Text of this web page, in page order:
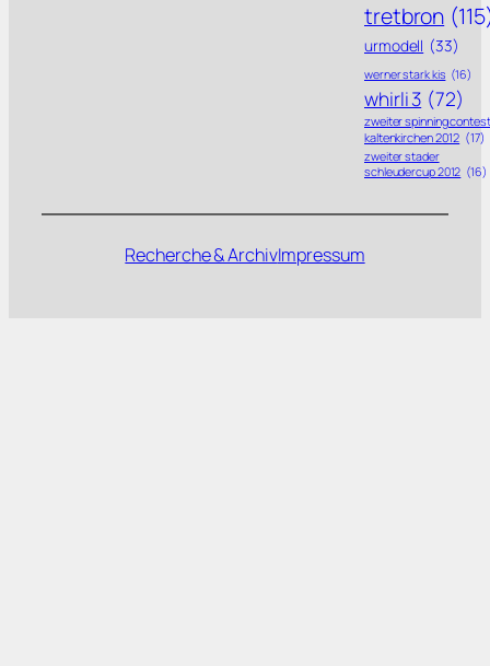
tretbron
urmodell (33)
werner stark kis (16)
whirli 3 (72)
zweiter spinning contest
kaltenkirchen 2012 (17)
zweiter stader
schleudercup 2012 (16)
Recherche & ArchivImpressum